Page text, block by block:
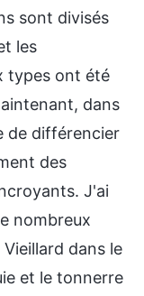
sont divisés
les
types ont été
dans
de différencier
des
J'ai
nombreux
dans le
et le tonnerre